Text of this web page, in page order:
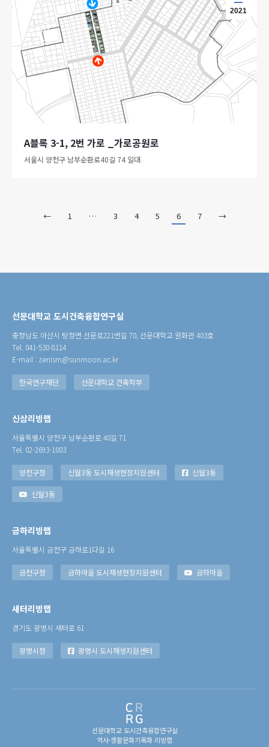
2021
A블록 3-1, 2번 가로 _가로공원로
서울시 양천구 남부순환로40길 74 일대
← 1 … 3 4 5 6 7 →
선문대학교 도시건축융합연구실
충청남도 아산시 탕정면 선문로221번길 70, 선문대학교 원화관 403호
Tel. 041-530-8114
E-mail : zenism@sunmoon.ac.kr
한국연구재단 선문대학교 건축학부
신삼리빙랩
서울특별시 양천구 남부순환로 40길 71
Tel. 02-2693-1003
양천구청 신월3동 도시재생현장지원센터 신월3동
신월3동
금하리빙랩
서울특별시 금천구 금하로1다길 16
금천구청 금하마을 도시재생현장지원센터 금하마을
새터리빙랩
경기도 광명시 새터로 61
광명시청 광명시 도시재생지원센터
선문대학교 도시건축융합연구실
역사·생활문화기록화 리빙랩